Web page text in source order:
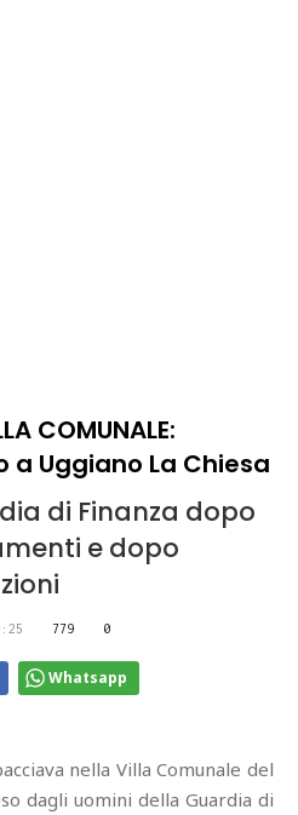
COMUNALE:
Uggiano La Chiesa
di Finanza dopo
e dopo
779 0
Whatsapp
nella Villa Comunale del
dagli uomini della Guardia di